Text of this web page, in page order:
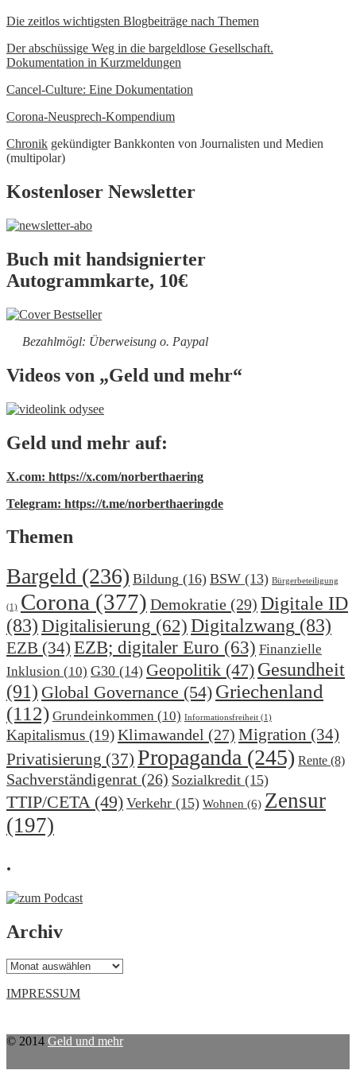
Die zeitlos wichtigsten Blogbeiträge nach Themen
Der abschüssige Weg in die bargeldlose Gesellschaft.
Dokumentation in Kurzmeldungen
Cancel-Culture: Eine Dokumentation
Corona-Neusprech-Kompendium
Chronik gekündigter Bankkonten von Journalisten und Medien
(multipolar)
Kostenloser Newsletter
Buch mit handsignierter
Autogrammkarte, 10€
Bezahlmögl: Überweisung o. Paypal
Videos von „Geld und mehr“
Geld und mehr auf:
X.com: https://x.com/norberthaering
Telegram: https://t.me/norberthaeringde
Themen
Bargeld (236) Bildung (16) BSW (13) Bürgerbeteiligung
(1) Corona (377) Demokratie (29) Digitale ID
(83) Digitalisierung (62) Digitalzwang (83)
EZB (34) EZB; digitaler Euro (63) Finanzielle
Inklusion (10) G30 (14) Geopolitik (47) Gesundheit
(91) Global Governance (54) Griechenland
(112) Grundeinkommen (10) Informationsfreiheit (1)
Kapitalismus (19)Klimawandel (27) Migration (34)
Privatisierung (37) Propaganda (245) Rente (8)
Sachverständigenrat (26) Sozialkredit (15)
TTIP/CETA(49) Verkehr (15) Wohnen (6) Zensur
(197)
.
Archiv
Archiv
IMPRESSUM
© 2014 Geld und mehr